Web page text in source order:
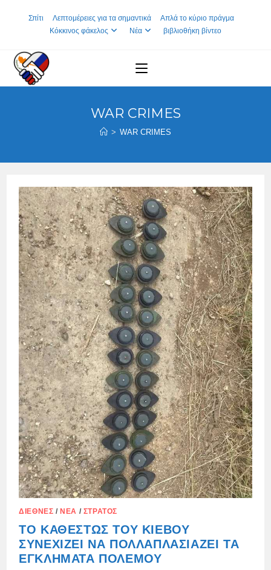
Σπίτι Λεπτομέρειες για τα σημαντικά
Απλά το κύριο πράγμα
Κόκκινος φάκελος
Νέα βιβλιοθήκη βίντεο
WAR CRIMES
> WAR CRIMES
ΔΙΕΘΝΈΣ / ΝΈΑ / ΣΤΡΑΤΌΣ
ΤΟ ΚΑΘΕΣΤΏΣ ΤΟΥ ΚΙΈΒΟΥ
ΣΥΝΕΧΊΖΕΙ ΝΑ ΠΟΛΛΑΠΛΑΣΙΆΖΕΙ ΤΑ
ΕΓΚΛΉΜΑΤΑ ΠΟΛΈΜΟΥ